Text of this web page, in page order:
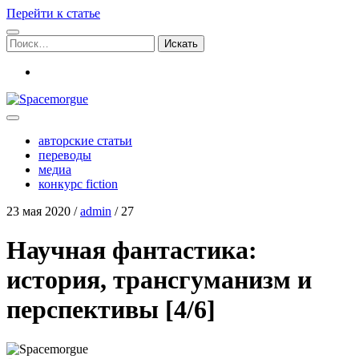
Перейти к статье
Поиск:
Spacemorgue
авторские статьи
переводы
медиа
конкурс fiction
23 мая 2020 /admin / 27
Научная фантастика:
история, трансгуманизм и
перспективы [4/6]